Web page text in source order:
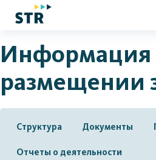
Информация
размещении
Структура Документы
Отчеты о деятельности